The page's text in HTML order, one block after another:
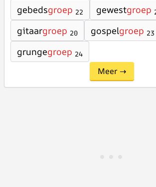
gebedsgroep 22 gewestgroep
gitaargroep 20 gospelgroep 23
grungegroep 24
Meer →